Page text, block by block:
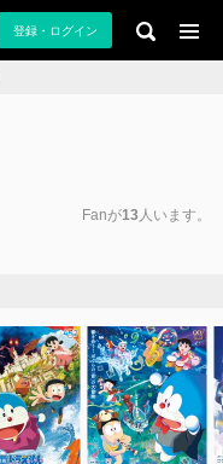
登録・ログイン
Fanが13 人います。